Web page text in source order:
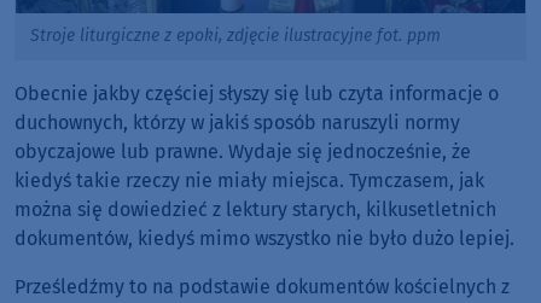
Stroje liturgiczne z epoki, zdjęcie ilustracyjne fot. ppm
Obecnie jakby częściej słyszy się lub czyta informacje o
duchownych, którzy w jakiś sposób naruszyli normy
obyczajowe lub prawne. Wydaje się jednocześnie, że
kiedyś takie rzeczy nie miały miejsca. Tymczasem, jak
można się dowiedzieć z lektury starych, kilkusetletnich
dokumentów, kiedyś mimo wszystko nie było dużo lepiej.
Prześledźmy to na podstawie dokumentów kościelnych z